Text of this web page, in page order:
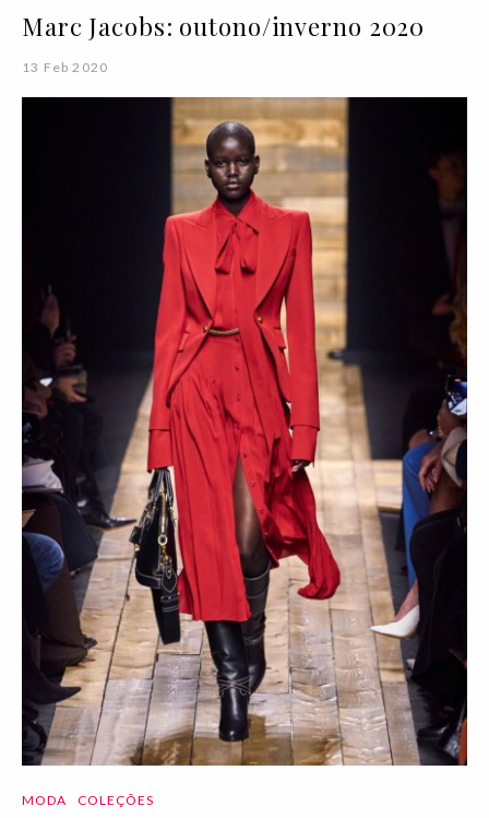
Marc Jacobs: outono/inverno 2020
13 Feb 2020
MODA COLEÇÕES